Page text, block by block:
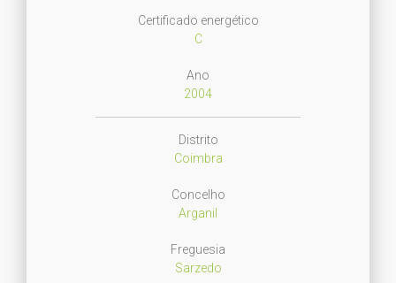
Certificado energético
C
Ano
2004
Distrito
Coimbra
Concelho
Arganil
Freguesia
Sarzedo